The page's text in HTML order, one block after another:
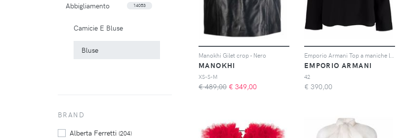
Manokhi Gilet crop - Nero
MANOKHI
XS-S-M
€ 489,00 € 349,00
Emporio Armani Top a maniche lunghe - Nero
EMPORIO ARMANI
42
€ 390,00
Abbigliamento 14053
Camicie E Bluse
Bluse
BRAND
Alberta Ferretti (204)